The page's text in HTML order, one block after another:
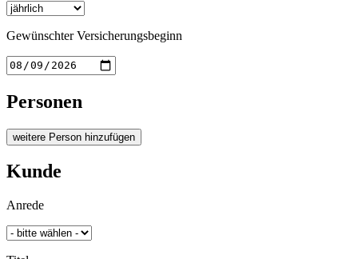
Gewünschter Versicherungsbeginn
Personen
weitere Person hinzufügen
Kunde
Anrede